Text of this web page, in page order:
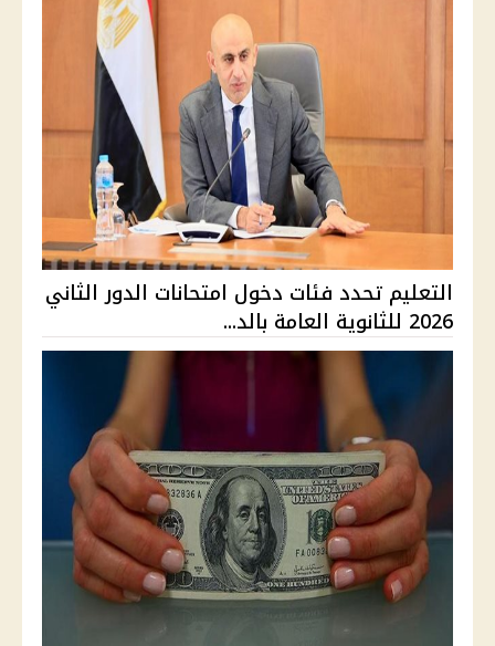
التعليم تحدد فئات دخول امتحانات الدور الثاني
2026 للثانوية العامة بالد...